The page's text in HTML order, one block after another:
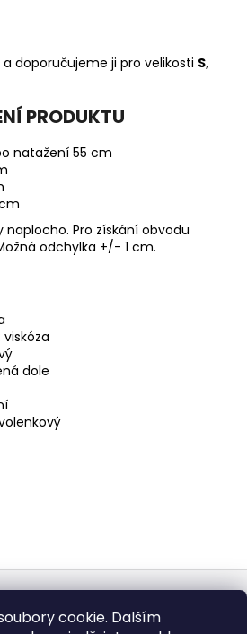
cookie. Dalším
doporučujeme ji pro velikosti S,
PRODUKTU
natažení 55 cm
naplocho. Pro získání obvodu
odchylka +/- 1 cm.
dole
- stáhněte
Vrácení zboží